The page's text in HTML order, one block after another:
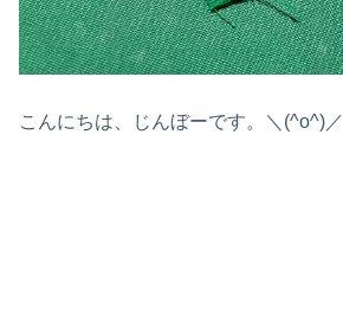
こんにちは、じんぼーです。＼(^o^)／